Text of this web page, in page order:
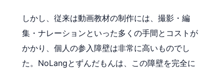
しかし、従来は動画教材の制作には、撮影・編
集・ナレーションといった多くの手間とコストが
かかり、個人の参入障壁は非常に高いものでし
た。NoLangとずんだもんは、この障壁を完全に